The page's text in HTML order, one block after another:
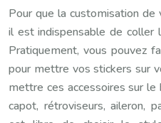
Pour que la customisation
il est indispensable de coller
Pratiquement, vous pouvez
pour mettre vos stickers sur
mettre ces accessoires sur le
capot, rétroviseurs, aileron,